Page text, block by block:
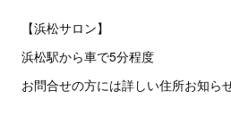
【浜松サロン】
浜松駅から車で5分程度
お問合せの方には詳しい住所お知ら